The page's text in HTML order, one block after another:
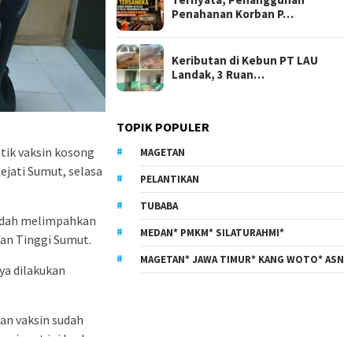
vaksin kosong
Sumut, selasa
melimpahkan
Tinggi Sumut.
dilakukan
vaksin sudah
Penahanan Korban P…
Keributan di Kebun PT LAU
Landak, 3 Ruan…
TOPIK POPULER
MAGETAN
PELANTIKAN
TUBABA
MEDAN* PMKM* SILATURAHMI*
MAGETAN* JAWA TIMUR* KANG WOTO* ASN